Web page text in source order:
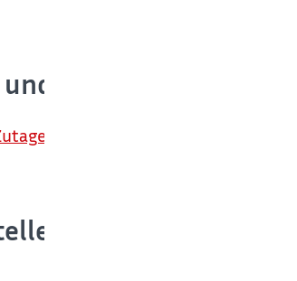
Formulare
Zutageleiten, Ableiten